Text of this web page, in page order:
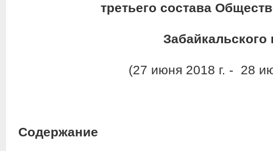
третьего состава
Забайкальского
(27 июня 2018 г. - 28
Содержание